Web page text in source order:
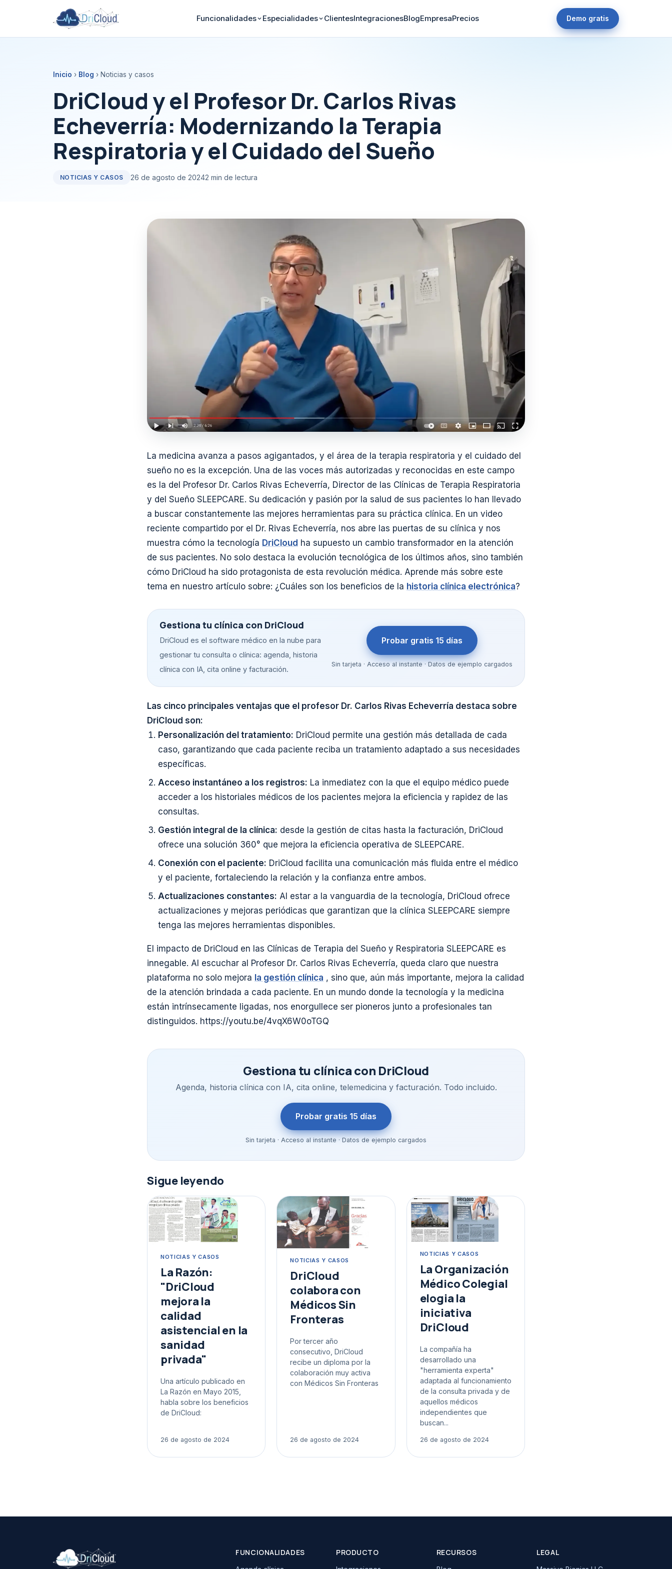
Funcionalidades Especialidades ClientesIntegracionesBlogEmpresaPrecios Demo gratis
Inicio › Blog › Noticias y casos
DriCloud y el Profesor Dr. Carlos Rivas
Echeverría: Modernizando la Terapia
Respiratoria y el Cuidado del Sueño
NOTICIAS Y CASOS 26 de agosto de 20242 min de lectura
La medicina avanza a pasos agigantados, y el área de la terapia respiratoria y el cuidado del
sueño no es la excepción. Una de las voces más autorizadas y reconocidas en este campo
es la del Profesor Dr. Carlos Rivas Echeverría, Director de las Clínicas de Terapia Respiratoria
y del Sueño SLEEPCARE. Su dedicación y pasión por la salud de sus pacientes lo han llevado
a buscar constantemente las mejores herramientas para su práctica clínica. En un video
reciente compartido por el Dr. Rivas Echeverría, nos abre las puertas de su clínica y nos
muestra cómo la tecnología DriCloud ha supuesto un cambio transformador en la atención
de sus pacientes. No solo destaca la evolución tecnológica de los últimos años, sino también
cómo DriCloud ha sido protagonista de esta revolución médica. Aprende más sobre este
tema en nuestro artículo sobre: ¿Cuáles son los beneficios de la historia clínica electrónica?
Gestiona tu clínica con DriCloud
DriCloud es el software médico en la nube para
gestionar tu consulta o clínica: agenda, historia
clínica con IA, cita online y facturación.
Probar gratis 15 días
Sin tarjeta · Acceso al instante · Datos de ejemplo cargados
Las cinco principales ventajas que el profesor Dr. Carlos Rivas Echeverría destaca sobre
DriCloud son:
Personalización del tratamiento: DriCloud permite una gestión más detallada de cada
caso, garantizando que cada paciente reciba un tratamiento adaptado a sus necesidades
específicas.
Acceso instantáneo a los registros: La inmediatez con la que el equipo médico puede
acceder a los historiales médicos de los pacientes mejora la eficiencia y rapidez de las
consultas.
Gestión integral de la clínica: desde la gestión de citas hasta la facturación, DriCloud
ofrece una solución 360° que mejora la eficiencia operativa de SLEEPCARE.
Conexión con el paciente: DriCloud facilita una comunicación más fluida entre el médico
y el paciente, fortaleciendo la relación y la confianza entre ambos.
Actualizaciones constantes: Al estar a la vanguardia de la tecnología, DriCloud ofrece
actualizaciones y mejoras periódicas que garantizan que la clínica SLEEPCARE siempre
tenga las mejores herramientas disponibles.
El impacto de DriCloud en las Clínicas de Terapia del Sueño y Respiratoria SLEEPCARE es
innegable. Al escuchar al Profesor Dr. Carlos Rivas Echeverría, queda claro que nuestra
plataforma no solo mejora la gestión clínica , sino que, aún más importante, mejora la calidad
de la atención brindada a cada paciente. En un mundo donde la tecnología y la medicina
están intrínsecamente ligadas, nos enorgullece ser pioneros junto a profesionales tan
distinguidos. https://youtu.be/4vqX6W0oTGQ
Gestiona tu clínica con DriCloud
Agenda, historia clínica con IA, cita online, telemedicina y facturación. Todo incluido.
Probar gratis 15 días
Sin tarjeta · Acceso al instante · Datos de ejemplo cargados
Sigue leyendo
NOTICIAS Y CASOS
La Razón:
"DriCloud
mejora la
calidad
asistencial en la
sanidad
privada"
Una artículo publicado en
La Razón en Mayo 2015,
habla sobre los beneficios
de DriCloud:
26 de agosto de 2024
NOTICIAS Y CASOS
DriCloud
colabora con
Médicos Sin
Fronteras
Por tercer año
consecutivo, DriCloud
recibe un diploma por la
colaboración muy activa
con Médicos Sin Fronteras
26 de agosto de 2024
NOTICIAS Y CASOS
La Organización
Médico Colegial
elogia la
iniciativa
DriCloud
La compañía ha
desarrollado una
"herramienta experta"
adaptada al funcionamiento
de la consulta privada y de
aquellos médicos
independientes que
buscan...
26 de agosto de 2024
FUNCIONALIDADES PRODUCTO RECURSOS LEGAL